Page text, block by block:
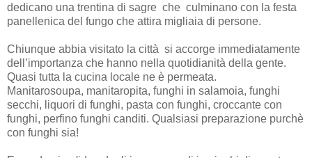
dedicano una trentina di sagre che culminano con la festa
panellenica del fungo che attira migliaia di persone.
Chiunque abbia visitato la città si accorge immediatamente
dell’importanza che hanno nella quotidianità della gente.
Quasi tutta la cucina locale ne è permeata.
Manitarosoupa, manitaropita, funghi in salamoia, funghi
secchi, liquori di funghi, pasta con funghi, croccante con
funghi, perfino funghi canditi. Qualsiasi preparazione purchè
con funghi sia!